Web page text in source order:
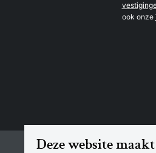
Deze website
ook onze
© 2026